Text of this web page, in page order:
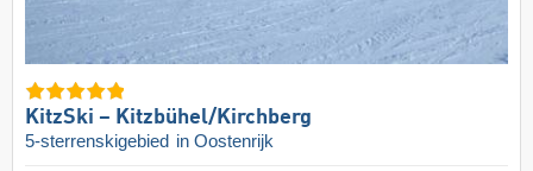
KitzSki – Kitzbühel/​Kirchberg
5-sterrenskigebied in Oostenrijk